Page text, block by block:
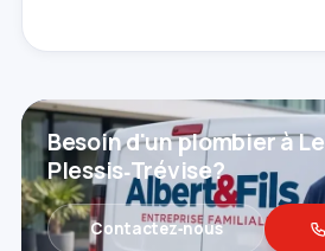
Besoin d'un plombier à Le
Plessis‑Trévise?
Contactez‑nous